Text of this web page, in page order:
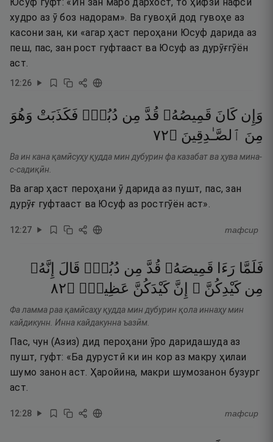
худро аз ӯ боз надорам». Ва гувоҳӣ дод гувоҳе аз
касони зан, ки «агар ҳаст пероҳани Юсуф дарида аз
пеш, пас, зан рост гуфтааст ва Юсуф аз дурӯғгӯён
аст.
12:26
وَإِن كَانَ قَمِيصُهُۥ قُدَّ مِن دُبُرٍۢ فَكَذَبَتْ وَهُوَ
مِنَ ٱلصَّـٰدِقِينَ ۝٢٧
Ва ин кана қамӣсуҳу қудда мин дубурин фа казабат ва ҳува мина-
с-садиқӣн.
Ва агар ҳаст пероҳани ӯ дарида аз пушт, пас, зан
дурӯғ гуфтааст ва Юсуф аз ростгӯён аст».
12:27 тафсир
فَلَمَّا رَءَا قَمِيصَهُۥ قُدَّ مِن دُبُرٍۢ قَالَ إِنَّهُۥ
مِن كَيْدِكُنَّ ۖ إِنَّ كَيْدَكُنَّ عَظِيمٌۭ ۝٢٨
Фа ламма раа қамӣсаҳу қудда мин дубурин қола иннаҳу мин
кайдикунн. Инна кайдакунна ъазӣм.
Пас, чун (Азиз) дид пероҳани ӯро даридашуда аз
пушт, гуфт: «Ба дурустӣ ки ин кор аз макру ҳилаи
шумо занон аст. Ҳаройина, макри шумозанон бузург
аст.
12:28 тафсир